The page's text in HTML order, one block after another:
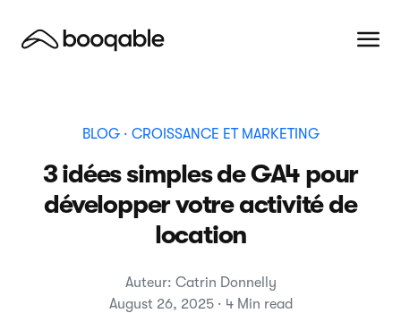
BLOG· CROISSANCE ET MARKETING
3 idées simples de GA4 pour
développer votre activité de
location
Auteur: Catrin Donnelly
August 26, 2025 · 4 Min read